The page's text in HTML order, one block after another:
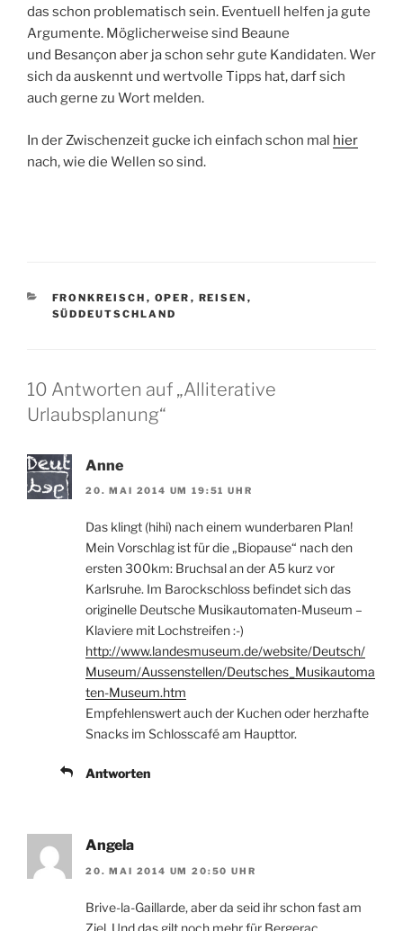
das schon problematisch sein. Eventuell helfen ja gute
Argumente. Möglicherweise sind Beaune
und Besançon aber ja schon sehr gute Kandidaten. Wer
sich da auskennt und wertvolle Tipps hat, darf sich
auch gerne zu Wort melden.
In der Zwischenzeit gucke ich einfach schon mal hier
nach, wie die Wellen so sind.
KATEGORIEN
FRONKREISCH , OPER , REISEN ,
SÜDDEUTSCHLAND
10 Antworten auf „Alliterative
Urlaubsplanung“
Anne
20. MAI 2014 UM 19:51 UHR
Das klingt (hihi) nach einem wunderbaren Plan!
Mein Vorschlag ist für die „Biopause“ nach den
ersten 300km: Bruchsal an der A5 kurz vor
Karlsruhe. Im Barockschloss befindet sich das
originelle Deutsche Musikautomaten-Museum –
Klaviere mit Lochstreifen :-)
http://www.landesmuseum.de/website/Deutsch/
Museum/Aussenstellen/Deutsches_Musikautoma
ten-Museum.htm
Empfehlenswert auch der Kuchen oder herzhafte
Snacks im Schlosscafé am Haupttor.
Antworten
Angela
20. MAI 2014 UM 20:50 UHR
Brive-la-Gaillarde, aber da seid ihr schon fast am
Ziel. Und das gilt noch mehr für Bergerac.